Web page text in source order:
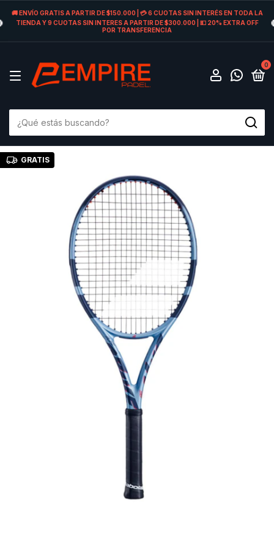
🚚 ENVÍO GRATIS A PARTIR DE $150.000 | 💳 6 CUOTAS SIN INTERÉS EN TODA LA
TIENDA Y 9 CUOTAS SIN INTERES A PARTIR DE $300.000 | 💵 20% EXTRA OFF
POR TRANSFERENCIA
0
GRATIS